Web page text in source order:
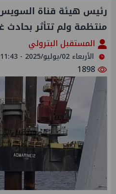
رئيس هيئة قناة
منتظمة ولم تتأثر بحادث
المستقبل البترولي
الأربعاء 02/يوليو/2025 - 11:43 ص